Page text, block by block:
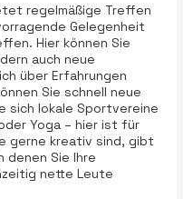
regelmäßige Treffen
Gelegenheit
Hier können Sie
auch neue
über Erfahrungen
Sie schnell neue
sich lokale Sportvereine
Yoga – hier ist für
gerne kreativ sind, gibt
denen Sie Ihre
nette Leute